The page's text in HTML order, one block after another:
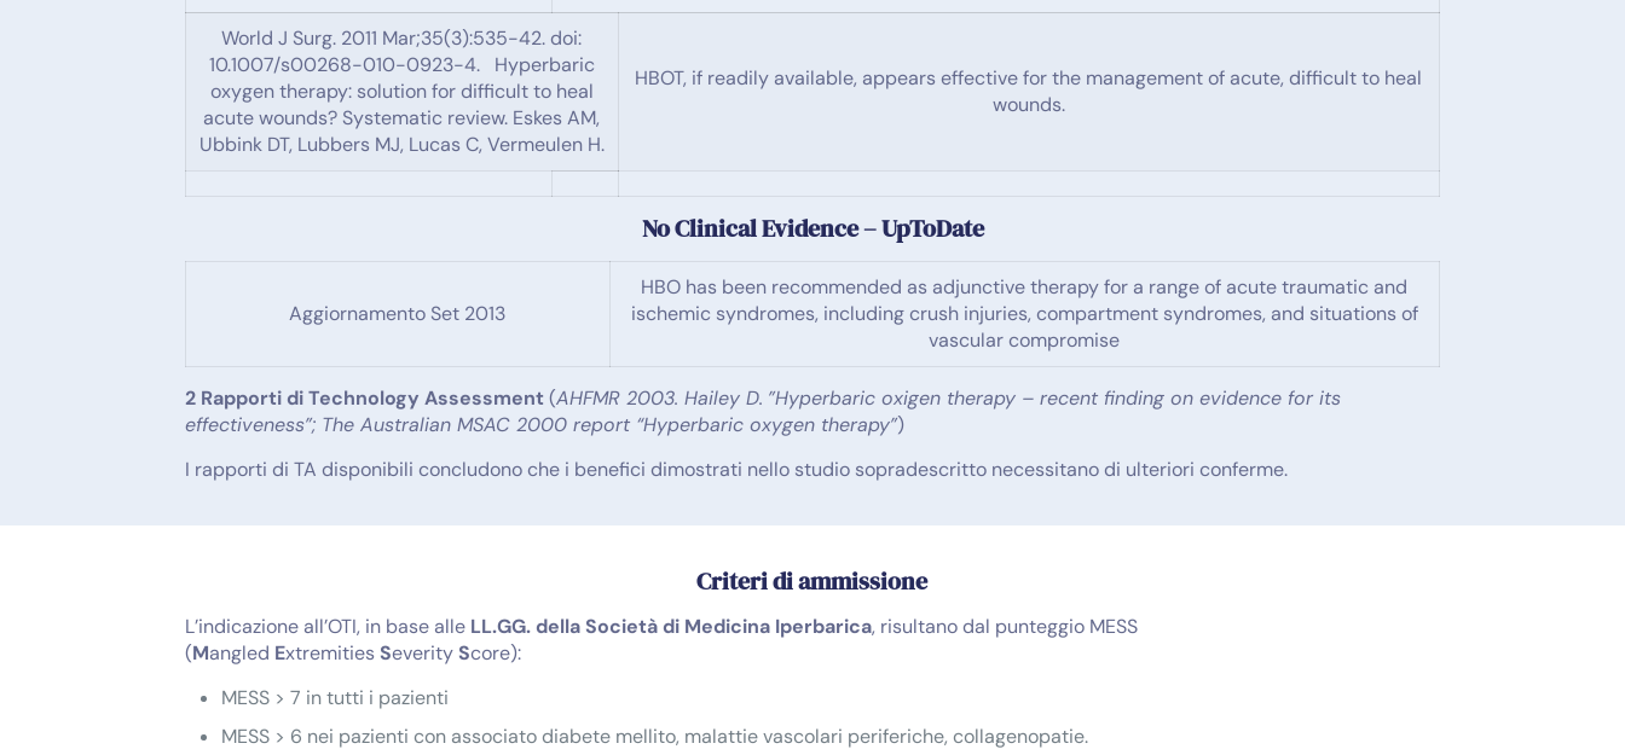
World J Surg. 2011 Mar;35(3):535-42. doi:
10.1007/s00268-010-0923-4. Hyperbaric
oxygen therapy: solution for difficult to heal
acute wounds? Systematic review. Eskes AM,
Ubbink DT, Lubbers MJ, Lucas C, Vermeulen H.
HBOT, if readily available, appears effective for the management of acute, difficult to heal
wounds.
No Clinical Evidence – UpToDate
Aggiornamento Set 2013
HBO has been recommended as adjunctive therapy for a range of acute traumatic and
ischemic syndromes, including crush injuries, compartment syndromes, and situations of
vascular compromise
2 Rapporti di Technology Assessment (AHFMR 2003. Hailey D. ”Hyperbaric oxigen therapy – recent finding on evidence for its
effectiveness”; The Australian MSAC 2000 report “Hyperbaric oxygen therapy”)
I rapporti di TA disponibili concludono che i benefici dimostrati nello studio sopradescritto necessitano di ulteriori conferme.
Criteri di ammissione
L’indicazione all’OTI, in base alle LL.GG. della Società di Medicina Iperbarica, risultano dal punteggio MESS
(Mangled ExtremitiesSeverityScore):
MESS > 7 in tutti i pazienti
MESS > 6 nei pazienti con associato diabete mellito, malattie vascolari periferiche, collagenopatie.